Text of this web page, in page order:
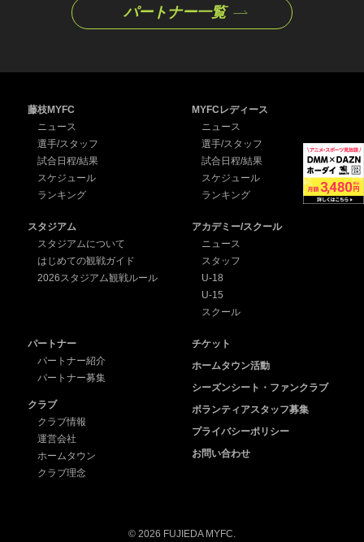
パートナー一覧
藤枝MYFC
ニュース
選手/スタッフ
試合日程/結果
スケジュール
ランキング
MYFCレディース
ニュース
選手/スタッフ
試合日程/結果
スケジュール
ランキング
スタジアム
スタジアムについて
はじめての観戦ガイド
2026スタジアム観戦ルール
アカデミー/スクール
ニュース
スタッフ
U-18
U-15
スクール
パートナー
パートナー紹介
パートナー募集
クラブ
クラブ情報
運営会社
ホームタウン
クラブ理念
チケット
ホームタウン活動
シーズンシート・ファンクラブ
ボランティアスタッフ募集
プライバシーポリシー
お問い合わせ
© 2026 FUJIEDA MYFC.